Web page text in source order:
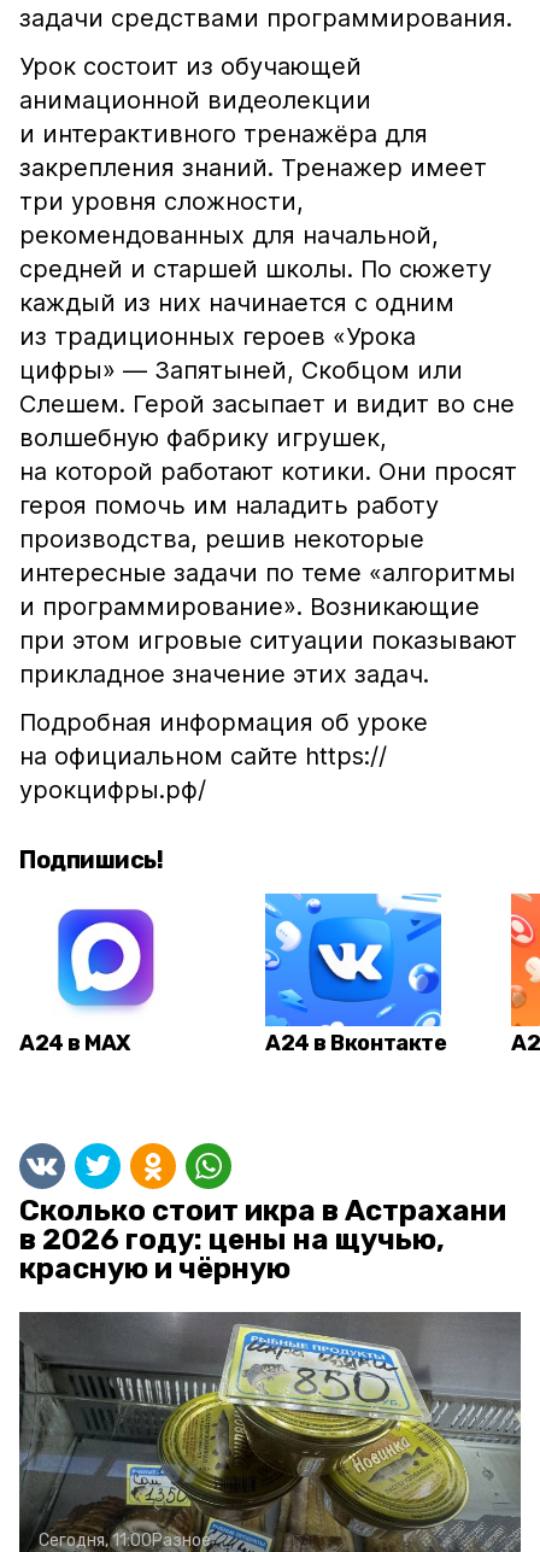
задачи средствами программирования.
Урок состоит из обучающей
анимационной видеолекции
и интерактивного тренажёра для
закрепления знаний. Тренажер имеет
три уровня сложности,
рекомендованных для начальной,
средней и старшей школы. По сюжету
каждый из них начинается с одним
из традиционных героев «Урока
цифры» — Запятыней, Скобцом или
Слешем. Герой засыпает и видит во сне
волшебную фабрику игрушек,
на которой работают котики. Они просят
героя помочь им наладить работу
производства, решив некоторые
интересные задачи по теме «алгоритмы
и программирование». Возникающие
при этом игровые ситуации показывают
прикладное значение этих задач.
Подробная информация об уроке
на официальном сайте https://
урокцифры.рф/
Подпишись!
А24 в MAX А24 в Вконтакте
Сколько стоит икра в Астрахани
в 2026 году: цены на щучью,
красную и чёрную
Сегодня, 11:00Разное